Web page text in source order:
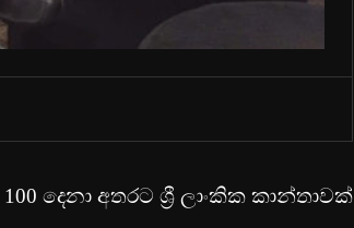
දෙනා අතරට ශ්‍රී ලාංකික කාන්තාවක්